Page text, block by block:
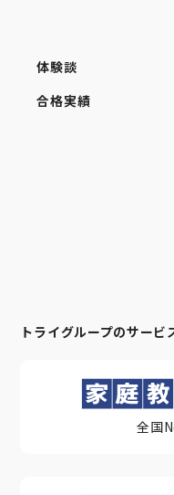
体験談
合格実績
トライグループのサービ
全国